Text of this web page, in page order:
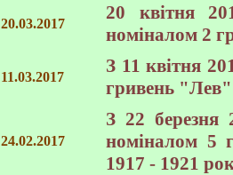
20.03.2017
20 квітня
номіналом 2
11.03.2017
З 11 квітня
гривень "Лев"
24.02.2017
З 22 березня
номіналом 5
1917 - 1921